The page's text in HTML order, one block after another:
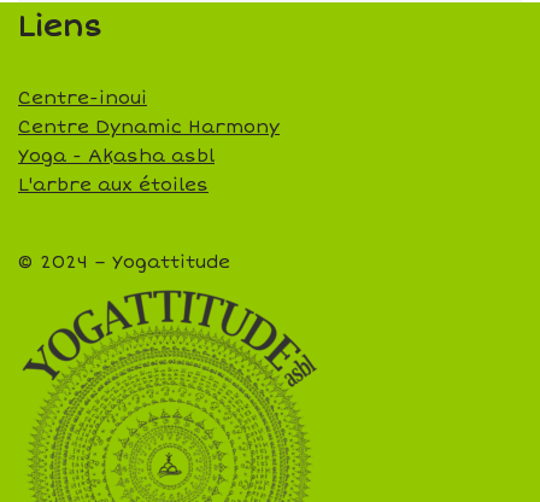
Liens
Centre-inoui
Centre Dynamic Harmony
Yoga - Akasha asbl
L'arbre aux étoiles
© 2024 – Yogattitude